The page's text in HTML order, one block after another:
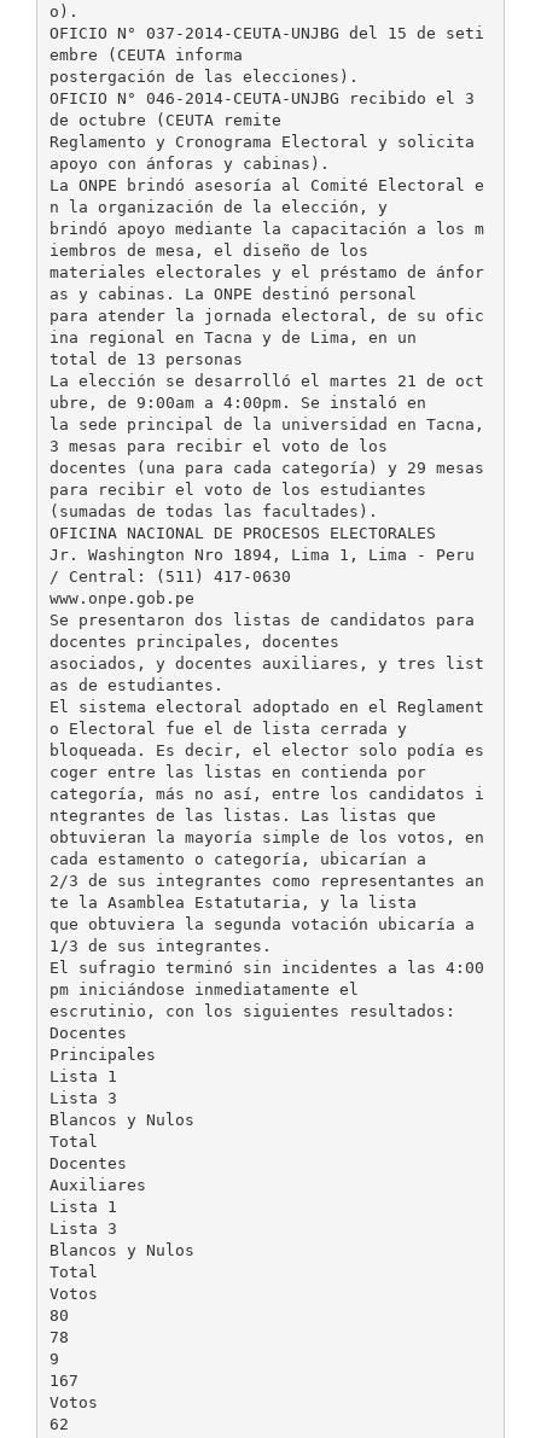
o).
OFICIO N° 037-2014-CEUTA-UNJBG del 15 de seti
embre (CEUTA informa
postergación de las elecciones).
OFICIO N° 046-2014-CEUTA-UNJBG recibido el 3
de octubre (CEUTA remite
Reglamento y Cronograma Electoral y solicita
apoyo con ánforas y cabinas).
La ONPE brindó asesoría al Comité Electoral e
n la organización de la elección, y
brindó apoyo mediante la capacitación a los m
iembros de mesa, el diseño de los
materiales electorales y el préstamo de ánfor
as y cabinas. La ONPE destinó personal
para atender la jornada electoral, de su ofic
ina regional en Tacna y de Lima, en un
total de 13 personas
La elección se desarrolló el martes 21 de oct
ubre, de 9:00am a 4:00pm. Se instaló en
la sede principal de la universidad en Tacna,
3 mesas para recibir el voto de los
docentes (una para cada categoría) y 29 mesas
para recibir el voto de los estudiantes
(sumadas de todas las facultades).
OFICINA NACIONAL DE PROCESOS ELECTORALES
Jr. Washington Nro 1894, Lima 1, Lima - Peru
/ Central: (511) 417-0630
www.onpe.gob.pe
Se presentaron dos listas de candidatos para
docentes principales, docentes
asociados, y docentes auxiliares, y tres list
as de estudiantes.
El sistema electoral adoptado en el Reglament
o Electoral fue el de lista cerrada y
bloqueada. Es decir, el elector solo podía es
coger entre las listas en contienda por
categoría, más no así, entre los candidatos i
ntegrantes de las listas. Las listas que
obtuvieran la mayoría simple de los votos, en
cada estamento o categoría, ubicarían a
2/3 de sus integrantes como representantes an
te la Asamblea Estatutaria, y la lista
que obtuviera la segunda votación ubicaría a
1/3 de sus integrantes.
El sufragio terminó sin incidentes a las 4:00
pm iniciándose inmediatamente el
escrutinio, con los siguientes resultados:
Docentes
Principales
Lista 1
Lista 3
Blancos y Nulos
Total
Docentes
Auxiliares
Lista 1
Lista 3
Blancos y Nulos
Total
Votos
80
78
9
167
Votos
62